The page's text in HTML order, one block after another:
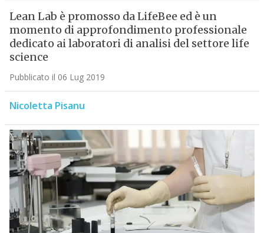
Lean Lab è promosso da LifeBee ed è un
momento di approfondimento professionale
dedicato ai laboratori di analisi del settore life
science
Pubblicato il 06 Lug 2019
Nicoletta Pisanu